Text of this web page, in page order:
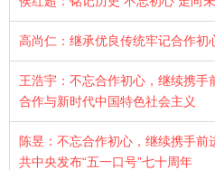
高尚仁：继承优良传统牢记合作初
王浩宇：不忘合作初心，继续携
合作与新时代中国特色社会主义
陈昱：不忘合作初心，继续携手
共中央发布“五一口号”七十周年